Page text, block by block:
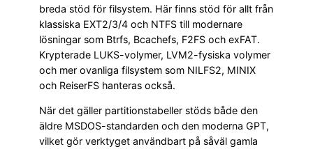
breda stöd för filsystem. Här finns stöd för allt från
klassiska EXT2/3/4 och NTFS till modernare
lösningar som Btrfs, Bcachefs, F2FS och exFAT.
Krypterade LUKS-volymer, LVM2-fysiska volymer
och mer ovanliga filsystem som NILFS2, MINIX
och ReiserFS hanteras också.
När det gäller partitionstabeller stöds både den
äldre MSDOS-standarden och den moderna GPT,
vilket gör verktyget användbart på såväl gamla